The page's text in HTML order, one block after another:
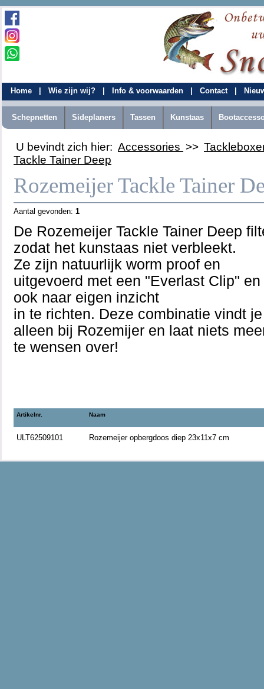
Home Wie zijn wij? Info & voorwaarden Contact
Schepnetten Sideplaners Tassen Kunstaas
U bevindt zich hier: Accessories >>
Tackle Tainer Deep
Rozemeijer Tackle Tainer
Aantal gevonden: 1
De Rozemeijer Tackle Tainer Deep
zodat het kunstaas niet verbleekt.
Ze zijn natuurlijk worm proof en
uitgevoerd met een "Everlast Clip" en
ook naar eigen inzicht
in te richten. Deze combinatie vindt je
alleen bij Rozemijer en laat niets
te wensen over!
Artikelnr. Naam
ULT62509101 Rozemeijer opbergdoos diep 23x11x7 cm